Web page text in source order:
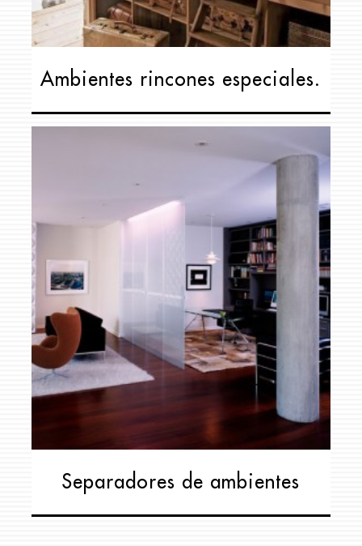
Ambientes rincones especiales.
Separadores de ambientes